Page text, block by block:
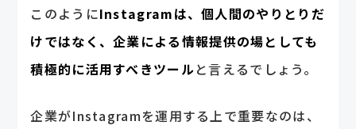
このようにInstagramは、個人間のやりとりだ
けではなく、企業による情報提供の場としても
積極的に活用すべきツールと言えるでしょう。
企業がInstagramを運用する上で重要なのは、